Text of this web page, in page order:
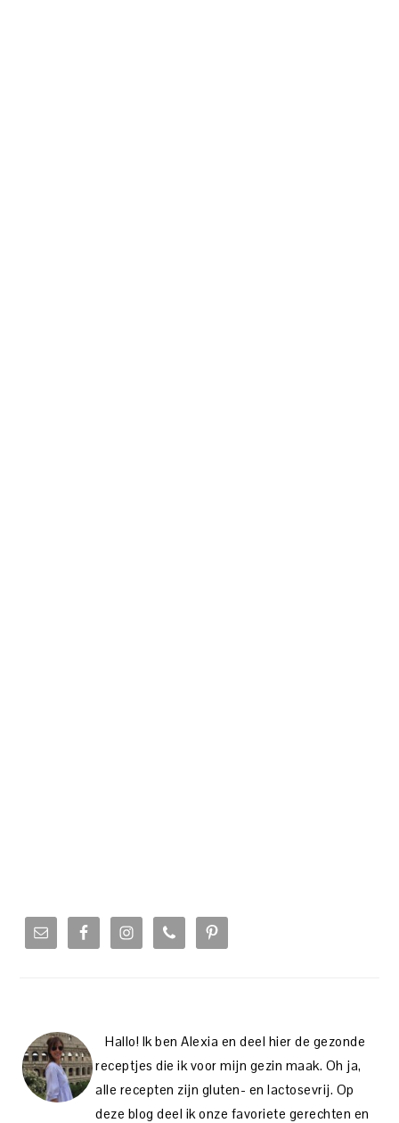
SIDEBAR
Hallo! Ik ben Alexia en deel hier de gezonde
receptjes die ik voor mijn gezin maak. Oh ja,
alle recepten zijn gluten- en lactosevrij. Op
deze blog deel ik onze favoriete gerechten en